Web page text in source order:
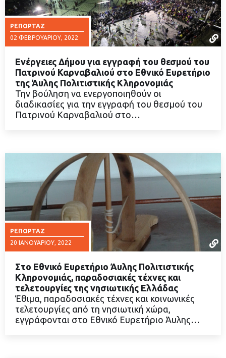
ΡΕΠΟΡΤΆΖ
02 ΦΕΒΡΟΥΑΡΊΟΥ, 2022
ΔΙΑΒΑΣΤΕ ΠΕΡΙΣΣΟΤΕΡΑ
Ενέργειες Δήμου για εγγραφή του θεσμού του
Πατρινού Καρναβαλιού στο Εθνικό Ευρετήριο
της Άυλης Πολιτιστικής Κληρονομιάς
Την βούληση να ενεργοποιηθούν οι
διαδικασίες για την εγγραφή του θεσμού του
Πατρινού Καρναβαλιού στο…
ΡΕΠΟΡΤΆΖ
20 ΙΑΝΟΥΑΡΊΟΥ, 2022
ΔΙΑΒΑΣΤΕ ΠΕΡΙΣΣΟΤΕΡΑ
Στο Εθνικό Ευρετήριο Άυλης Πολιτιστικής
Κληρονομιάς, παραδοσιακές τέχνες και
τελετουργίες της νησιωτικής Ελλάδας
Έθιμα, παραδοσιακές τέχνες και κοινωνικές
τελετουργίες από τη νησιωτική χώρα,
εγγράφονται στο Εθνικό Ευρετήριο Άυλης…